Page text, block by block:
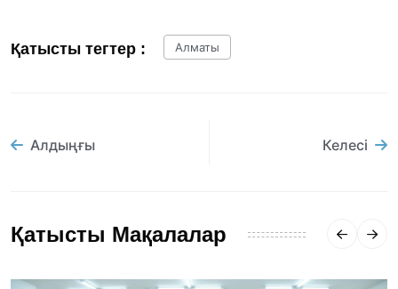
Қатысты тегтер : Алматы
Алдыңғы Келесі
Қатысты Мақалалар